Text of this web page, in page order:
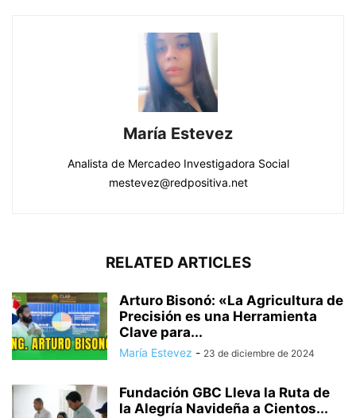
María Estevez
Analista de Mercadeo Investigadora Social
mestevez@redpositiva.net
RELATED ARTICLES
Arturo Bisonó: «La Agricultura de
Precisión es una Herramienta
Clave para...
María Estevez - 23 de diciembre de 2024
Fundación GBC Lleva la Ruta de
la Alegría Navideña a Cientos...